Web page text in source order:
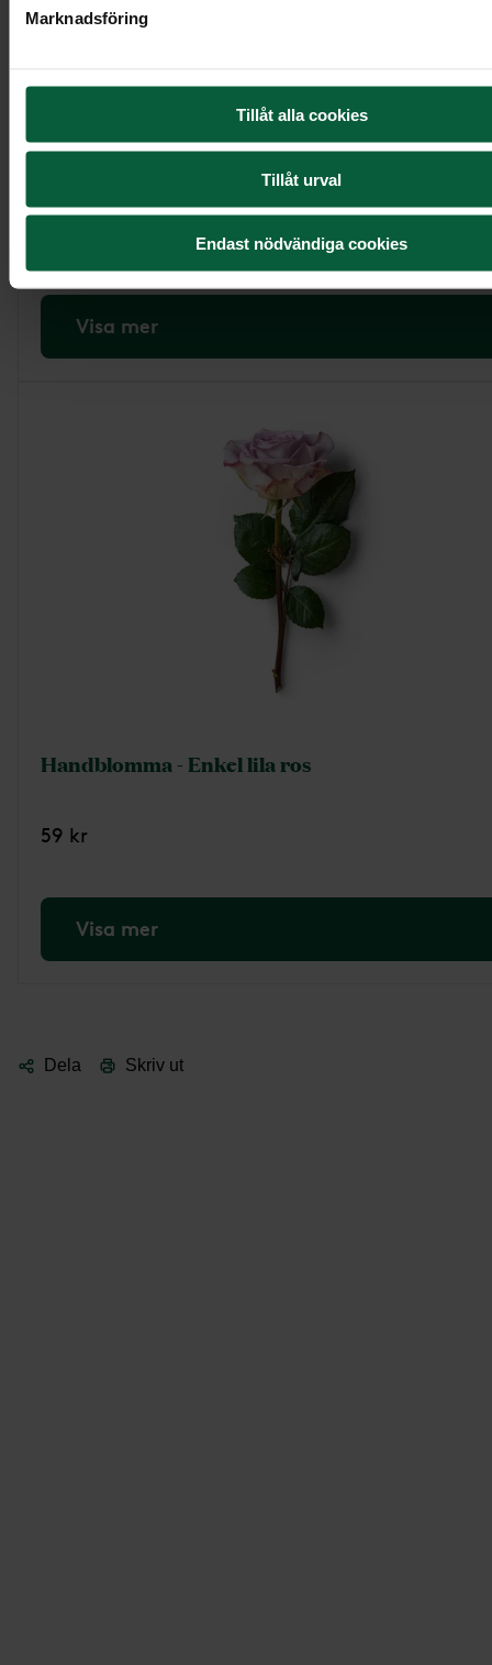
Marknadsföring
Tillåt alla cookies
Tillåt urval
Endast nödvändiga cookies
Hjärta - Harmoniska rosor, större
Visa mer
Handblomma - Enkel lila ros
59 kr
Visa mer
Dela Skriv ut